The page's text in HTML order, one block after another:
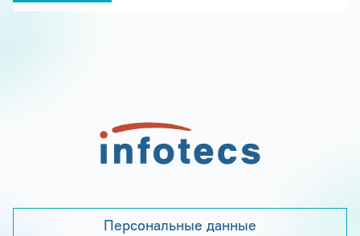
Персональные данные